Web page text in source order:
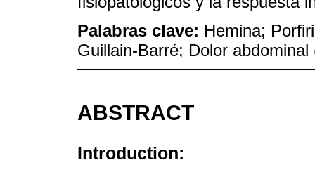
Palabras clave: Hemina;
Guillain-Barré; Dolor abdominal
ABSTRACT
Introduction: